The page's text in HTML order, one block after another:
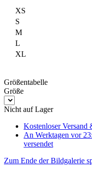
XS
S
M
L
XL
Größentabelle
Größe
Nicht auf Lager
Kostenloser Versand
An Werktagen vor
versendet
Zum Ende der Bildgalerie